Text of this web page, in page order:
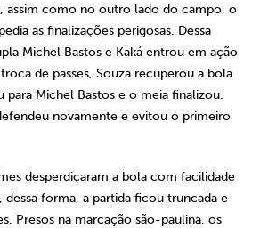
assim como no outro lado do campo, o
as finalizações perigosas. Dessa
Michel Bastos e Kaká entrou em ação
de passes, Souza recuperou a bola
para Michel Bastos e o meia finalizou.
novamente e evitou o primeiro
desperdiçaram a bola com facilidade
forma, a partida ficou truncada e
Presos na marcação são-paulina, os